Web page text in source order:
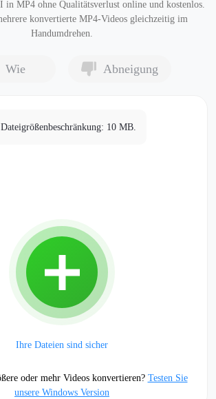
in MP4 ohne Qualitätsverlust online und kostenlos.
konvertierte MP4-Videos gleichzeitig im
Handumdrehen.
Wie Abneigung
Dateigrößenbeschränkung: 10 MB.
Ihre Dateien sind sicher
oder mehr Videos konvertieren? Testen Sie
unsere Windows Version